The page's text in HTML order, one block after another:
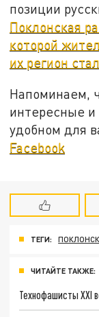
позиции
Поклонская
которой
их регион
Напоминаем,
интересные
удобном для
Facebook
ТЕГИ:
ЧИТАЙТЕ ТАКЖЕ:
Технофашисты XXI